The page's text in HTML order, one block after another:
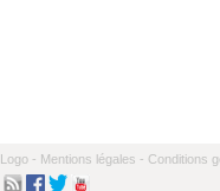
Logo - Mentions légales - Conditions